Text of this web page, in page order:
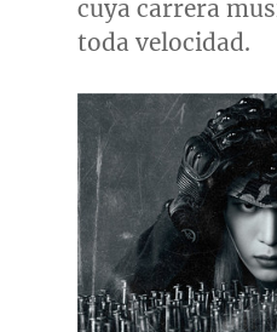
cuya carrera
toda velocidad.